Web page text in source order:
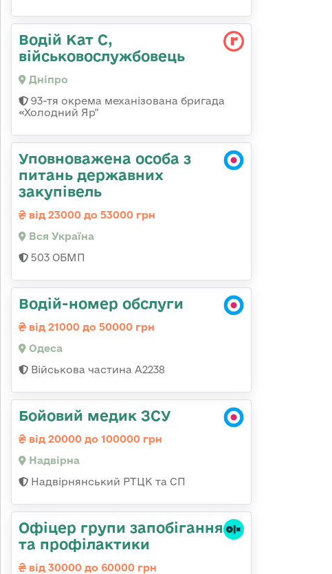
Водій Кат С,
військовослужбовець
Дніпро
93-тя окрема механізована бригада
«Холодний Яр"
Уповноважена особа з
питань державних
закупівель
від 23000 до 53000 грн
Вся Україна
503 ОБМП
Водій-номер обслуги
від 21000 до 50000 грн
Одеса
Військова частина А2238
Бойовий медик ЗСУ
від 20000 до 100000 грн
Надвірна
Надвірнянський РТЦК та СП
Офіцер групи запобігання
та профілактики
від 30000 до 60000 грн